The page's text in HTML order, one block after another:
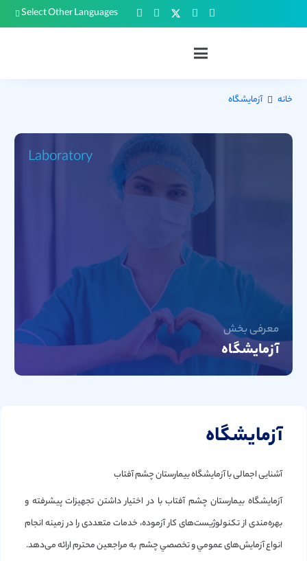
Select Other Languages
خانه آزمایشگاه
Laboratory
معرفی بخش
آزمایشگاه
آزمایشگاه
آشنایی اجمالی با آزمايشگاه بیمارستان چشم آفتاب
آزمایشگاه بیمارستان چشم آفتاب با در اختیار داشتن تجهیزات پیشرفته و
بهره‌مندی از تکنولوژیست‌های کار آزموده، خدمات متعددی را در زمینه انجام
انواع آزمایش‌های عمومي و تخصصي چشم به مراجعین محترم ارائه می‌دهد.